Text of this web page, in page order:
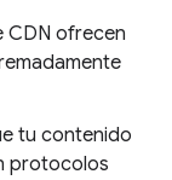
CDN ofrecen
tu contenido
protocolos